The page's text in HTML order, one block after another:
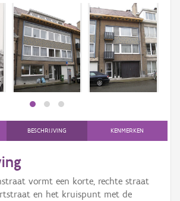
BESCHRIJVING KENMERKEN
vormt een korte, rechte straat
en het kruispunt met de